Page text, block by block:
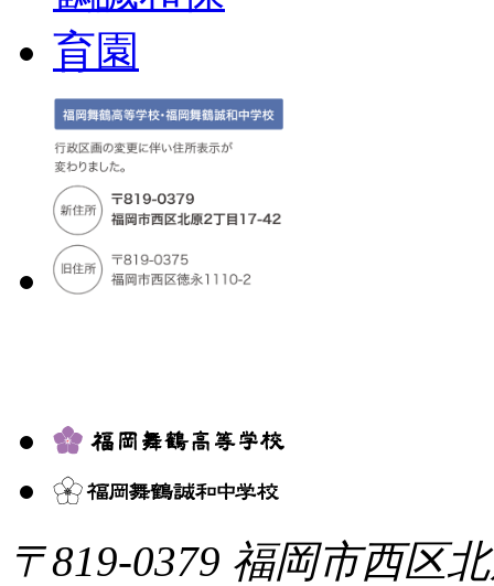
〒819-0379 福岡市西区